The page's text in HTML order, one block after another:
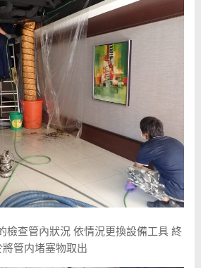
檢查管內狀況 依情況更換設備工具 終
將管内堵塞物取出